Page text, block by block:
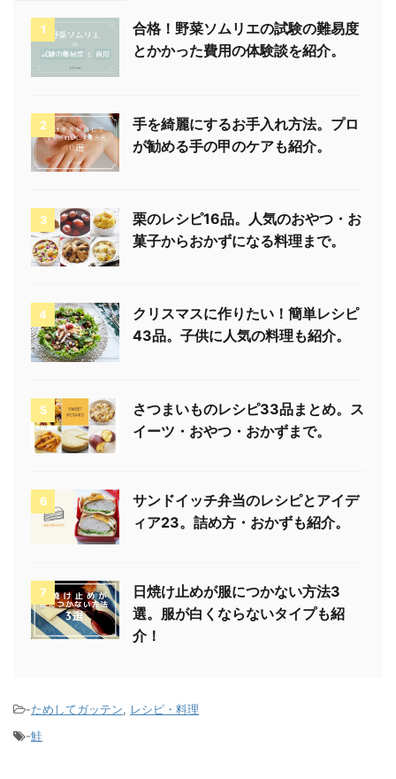
1
合格！野菜ソムリエの試験の難易度
とかかった費用の体験談を紹介。
2
手を綺麗にするお手入れ方法。プロ
が勧める手の甲のケアも紹介。
3
栗のレシピ16品。人気のおやつ・お
菓子からおかずになる料理まで。
4
クリスマスに作りたい！簡単レシピ
43品。子供に人気の料理も紹介。
5
さつまいものレシピ33品まとめ。ス
イーツ・おやつ・おかずまで。
6
サンドイッチ弁当のレシピとアイデ
ィア23。詰め方・おかずも紹介。
7
日焼け止めが服につかない方法3
選。服が白くならないタイプも紹
介！
-ためしてガッテン, レシピ・料理
-鮭